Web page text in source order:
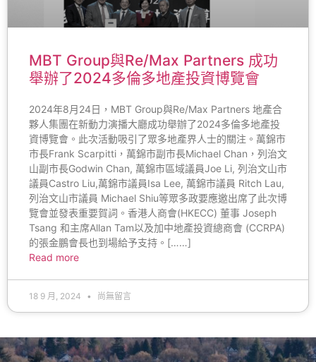
MBT Group與Re/Max Partners 成功
舉辦了2024多倫多地產投資博覽會
2024年8月24日，MBT Group與Re/Max Partners 地產合
夥人集團在新動力演播大廳成功舉辦了2024多倫多地產投
資博覽會。此次活動吸引了眾多地產界人士的關注。萬錦市
市長Frank Scarpitti，萬錦市副市長Michael Chan，列治文
山副市長Godwin Chan, 萬錦市區域議員Joe Li, 列治文山市
議員Castro Liu,萬錦市議員Isa Lee, 萬錦市議員 Ritch Lau,
列治文山市議員 Michael Shiu等眾多政要應邀出席了此次博
覽會並發表重要賀詞。香港人商會(HKECC) 董事 Joseph
Tsang 和主席Allan Tam以及加中地產投資總商會 (CCRPA)
的張金鵬會長也到場給予支持。[……]
Read more
18 9 月, 2024 尚無留言